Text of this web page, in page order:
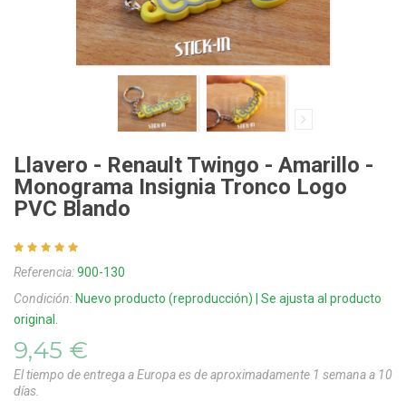
Llavero - Renault Twingo - Amarillo -
Monograma Insignia Tronco Logo
PVC Blando
Referencia:900-130
Condición: Nuevo producto (reproducción) | Se ajusta al producto
original.
9,45 €
El tiempo de entrega a Europa es de aproximadamente 1 semana a 10
días.